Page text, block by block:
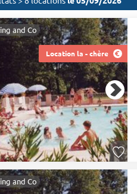
Location la - chère
and Co
and Co